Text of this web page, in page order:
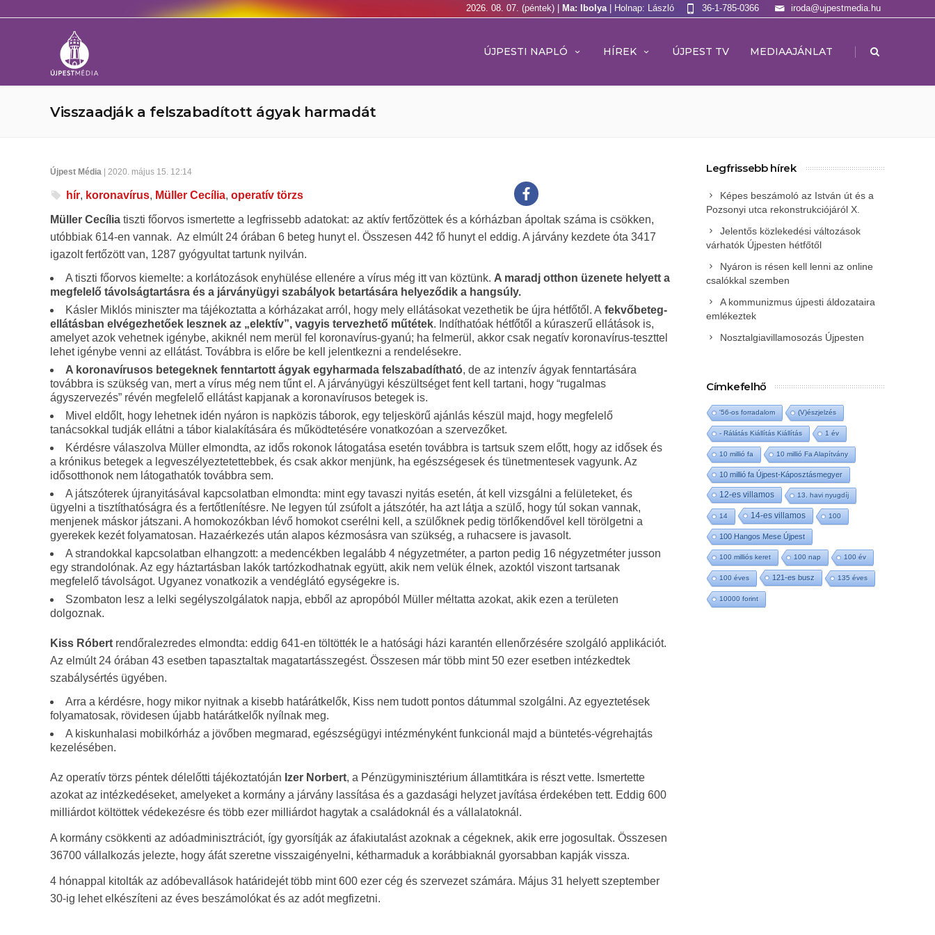
2026. 08. 07. (péntek) | Ma: Ibolya | Holnap: László iroda@ujpestmedia.hu
36-1-785-0366
ÚJPESTI NAPLÓ HÍREK ÚJPEST TV MEDIAAJÁNLAT |
Visszaadják a felszabadított ágyak harmadát
Újpest Média | 2020. május 15. 12:14
hír, koronavírus, Müller Cecília, operatív törzs
Müller Cecília tiszti főorvos ismertette a legfrissebb adatokat: az aktív fertőzöttek és a kórházban ápoltak száma is csökken,
utóbbiak 614-en vannak. Az elmúlt 24 órában 6 beteg hunyt el. Összesen 442 fő hunyt el eddig. A járvány kezdete óta 3417
igazolt fertőzött van, 1287 gyógyultat tartunk nyilván.
A tiszti főorvos kiemelte: a korlátozások enyhülése ellenére a vírus még itt van köztünk. A maradj otthon üzenete helyett a
megfelelő távolságtartásra és a járványügyi szabályok betartására helyeződik a hangsúly.
Kásler Miklós miniszter ma tájékoztatta a kórházakat arról, hogy mely ellátásokat vezethetik be újra hétfőtől. A fekvőbeteg-
ellátásban elvégezhetőek lesznek az „elektív”, vagyis tervezhető műtétek. Indíthatóak hétfőtől a kúraszerű ellátások is,
amelyet azok vehetnek igénybe, akiknél nem merül fel koronavírus-gyanú; ha felmerül, akkor csak negatív koronavírus-teszttel
lehet igénybe venni az ellátást. Továbbra is előre be kell jelentkezni a rendelésekre.
A koronavírusos betegeknek fenntartott ágyak egyharmada felszabadítható, de az intenzív ágyak fenntartására
továbbra is szükség van, mert a vírus még nem tűnt el. A járványügyi készültséget fent kell tartani, hogy “rugalmas
ágyszervezés” révén megfelelő ellátást kapjanak a koronavírusos betegek is.
Mivel eldőlt, hogy lehetnek idén nyáron is napközis táborok, egy teljeskörű ajánlás készül majd, hogy megfelelő
tanácsokkal tudják ellátni a tábor kialakítására és működtetésére vonatkozóan a szervezőket.
Kérdésre válaszolva Müller elmondta, az idős rokonok látogatása esetén továbbra is tartsuk szem előtt, hogy az idősek és
a krónikus betegek a legveszélyeztetettebbek, és csak akkor menjünk, ha egészségesek és tünetmentesek vagyunk. Az
idősotthonok nem látogathatók továbbra sem.
A játszóterek újranyitásával kapcsolatban elmondta: mint egy tavaszi nyitás esetén, át kell vizsgálni a felületeket, és
ügyelni a tisztíthatóságra és a fertőtlenítésre. Ne legyen túl zsúfolt a játszótér, ha azt látja a szülő, hogy túl sokan vannak,
menjenek máskor játszani. A homokozókban lévő homokot cserélni kell, a szülőknek pedig törlőkendővel kell törölgetni a
gyerekek kezét folyamatosan. Hazaérkezés után alapos kézmosásra van szükség, a ruhacsere is javasolt.
A strandokkal kapcsolatban elhangzott: a medencékben legalább 4 négyzetméter, a parton pedig 16 négyzetméter jusson
egy strandolónak. Az egy háztartásban lakók tartózkodhatnak együtt, akik nem velük élnek, azoktól viszont tartsanak
megfelelő távolságot. Ugyanez vonatkozik a vendéglátó egységekre is.
Szombaton lesz a lelki segélyszolgálatok napja, ebből az apropóból Müller méltatta azokat, akik ezen a területen
dolgoznak.
Kiss Róbert rendőralezredes elmondta: eddig 641-en töltötték le a hatósági házi karantén ellenőrzésére szolgáló applikációt.
Az elmúlt 24 órában 43 esetben tapasztaltak magatartásszegést. Összesen már több mint 50 ezer esetben intézkedtek
szabálysértés ügyében.
Arra a kérdésre, hogy mikor nyitnak a kisebb határátkelők, Kiss nem tudott pontos dátummal szolgálni. Az egyeztetések
folyamatosak, rövidesen újabb határátkelők nyílnak meg.
A kiskunhalasi mobilkórház a jövőben megmarad, egészségügyi intézményként funkcionál majd a büntetés-végrehajtás
kezelésében.
Az operatív törzs péntek délelőtti tájékoztatóján Izer Norbert, a Pénzügyminisztérium államtitkára is részt vette. Ismertette
azokat az intézkedéseket, amelyeket a kormány a járvány lassítása és a gazdasági helyzet javítása érdekében tett. Eddig 600
milliárdot költöttek védekezésre és több ezer milliárdot hagytak a családoknál és a vállalatoknál.
A kormány csökkenti az adóadminisztrációt, így gyorsítják az áfakiutalást azoknak a cégeknek, akik erre jogosultak. Összesen
36700 vállalkozás jelezte, hogy áfát szeretne visszaigényelni, kétharmaduk a korábbiaknál gyorsabban kapják vissza.
4 hónappal kitolták az adóbevallások határidejét több mint 600 ezer cég és szervezet számára. Május 31 helyett szeptember
30-ig lehet elkészíteni az éves beszámolókat és az adót megfizetni.
Legfrissebb hírek
Képes beszámoló az István út és a
Pozsonyi utca rekonstrukciójáról X.
Jelentős közlekedési változások
várhatók Újpesten hétfőtől
Nyáron is résen kell lenni az online
csalókkal szemben
A kommunizmus újpesti áldozataira
emlékeztek
Nosztalgiavillamosozás Újpesten
Címkefelhő
'56-os forradalom (V)észjelzés
- Rálátás Kiállítás Kiállítás 1 év
10 millió fa 10 millió Fa Alapítvány
10 millió fa Újpest-Káposztásmegyer
12-es villamos 13. havi nyugdíj
14 14-es villamos 100
100 Hangos Mese Újpest
100 milliós keret 100 nap 100 év
100 éves 121-es busz 135 éves
10000 forint